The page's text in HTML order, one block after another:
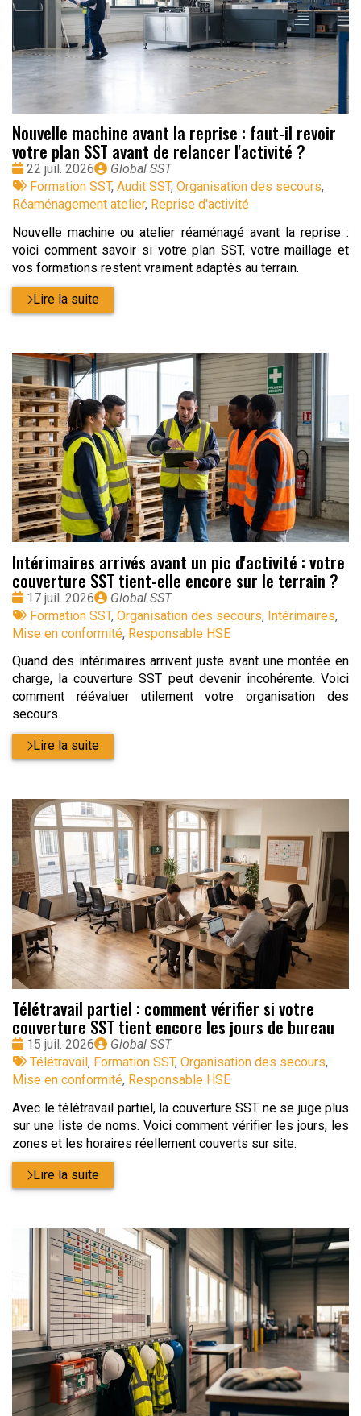
Nouvelle machine avant la reprise : faut-il revoir
votre plan SST avant de relancer l'activité ?
Date
:
22 juil. 2026
Publié
par
Global SST
Tags
:
Formation SST, Audit SST, Organisation des secours,
Réaménagement atelier, Reprise d'activité
Nouvelle machine ou atelier réaménagé avant la reprise :
voici comment savoir si votre plan SST, votre maillage et
vos formations restent vraiment adaptés au terrain.
Lire la suite
Intérimaires arrivés avant un pic d'activité : votre
couverture SST tient-elle encore sur le terrain ?
Date
:
17 juil. 2026
Publié
par
Global SST
Tags
:
Formation SST, Organisation des secours, Intérimaires,
Mise en conformité, Responsable HSE
Quand des intérimaires arrivent juste avant une montée en
charge, la couverture SST peut devenir incohérente. Voici
comment réévaluer utilement votre organisation des
secours.
Lire la suite
Télétravail partiel : comment vérifier si votre
couverture SST tient encore les jours de bureau
Date
:
15 juil. 2026
Publié
par
Global SST
Tags
:
Télétravail , Formation SST, Organisation des secours,
Mise en conformité, Responsable HSE
Avec le télétravail partiel, la couverture SST ne se juge plus
sur une liste de noms. Voici comment vérifier les jours, les
zones et les horaires réellement couverts sur site.
Lire la suite